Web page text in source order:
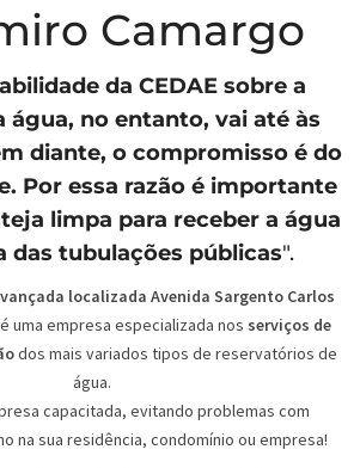
Camargo
da CEDAE sobre a
água, no entanto, vai até às
diante, o compromisso é do
Por essa razão é importante
limpa para receber a água
das tubulações públicas".
localizada Avenida Sargento Carlos
uma empresa especializada nos serviços de
dos mais variados tipos de reservatórios de
água.
capacitada, evitando problemas com
na sua residência, condomínio ou empresa!